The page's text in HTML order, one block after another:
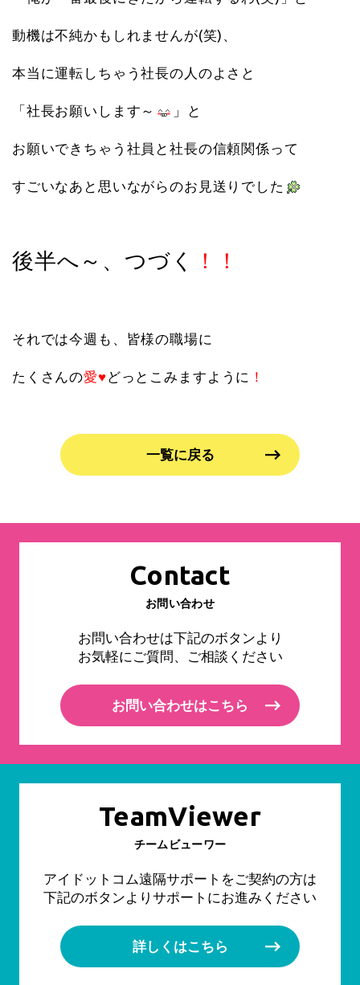
動機は不純かもしれませんが(笑)、
本当に運転しちゃう社長の人のよさと
「社長お願いします～ 」と
お願いできちゃう社員と社長の信頼関係って
すごいなあと思いながらのお見送りでした
後半へ～、つづく ！！
それでは今週も、皆様の職場に
たくさんの愛♥どっとこみますように ！
一覧に戻る
Contact
お問い合わせ
お問い合わせは下記のボタンより
お気軽にご質問、ご相談ください
お問い合わせはこちら
TeamViewer
チームビューワー
アイドットコム遠隔サポートをご契約の方は
下記のボタンよりサポートにお進みください
詳しくはこちら